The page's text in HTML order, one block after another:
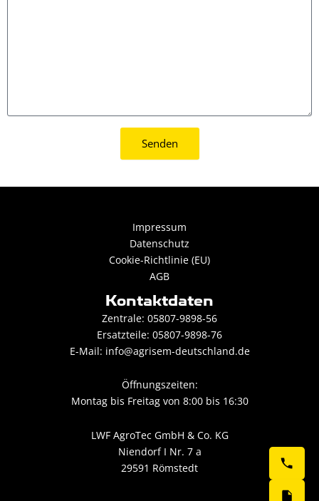
Senden
Impressum
Datenschutz
Cookie-Richtlinie (EU)
AGB
Kontaktdaten
Zentrale: 05807-9898-56
Ersatzteile: 05807-9898-76
E-Mail: info@agrisem-deutschland.de
Öffnungszeiten:
Montag bis Freitag von 8:00 bis 16:30
LWF AgroTec GmbH & Co. KG
Niendorf I Nr. 7 a
29591 Römstedt